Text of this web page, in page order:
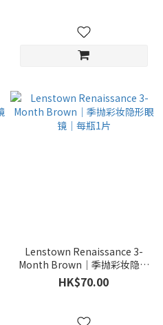
Lenstown Renaissance 3-
Month Brown｜季抛彩妆隐形
眼镜｜每瓶1片
HK$70.00